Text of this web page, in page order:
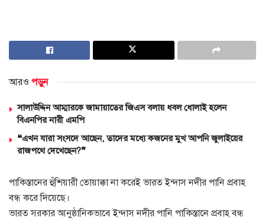
আরও পড়ুন
সালাউদ্দিন আম্মারকে জামায়াতের জিএস বলায় ধবল ধোলাই হলেন
বিএনপির নারী এমপি
❝এখন যারা সংসদে আছেন, তাদের মধ্যে কজনের মুখ আপনি জুলাইয়ের
রাজপথে দেখেছেন?❞
পাকিস্তানের হুঁশিয়ারী তোয়াক্কা না করেই ভারত ইন্দাস নদীর পানি প্রবাহ
বন্ধ করে দিয়েছে।
ভারত সরকার আনুষ্ঠানিকভাবে ইন্দাস নদীর পানি পাকিস্তানে প্রবাহ বন্ধ